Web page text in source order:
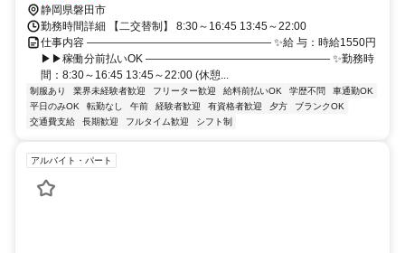
静岡県磐田市
勤務時間詳細 【二交替制】 8:30～16:45 13:45～22:00
仕事内容 ――――――――――――――――― ✨給 与：時給1550円
▶▶稼働分前払いOK ――――――――――――――――― ✨勤務時
間：8:30～16:45 13:45～22:00 (休憩...
制服あり 業界未経験者歓迎 フリーター歓迎 給料前払いOK 学歴不問
車通勤OK
平日のみOK
転勤なし 午前 経験者歓迎 有資格者歓迎 夕方
ブランクOK
交通費支給
長期歓迎 フルタイム歓迎 シフト制
アルバイト・パート